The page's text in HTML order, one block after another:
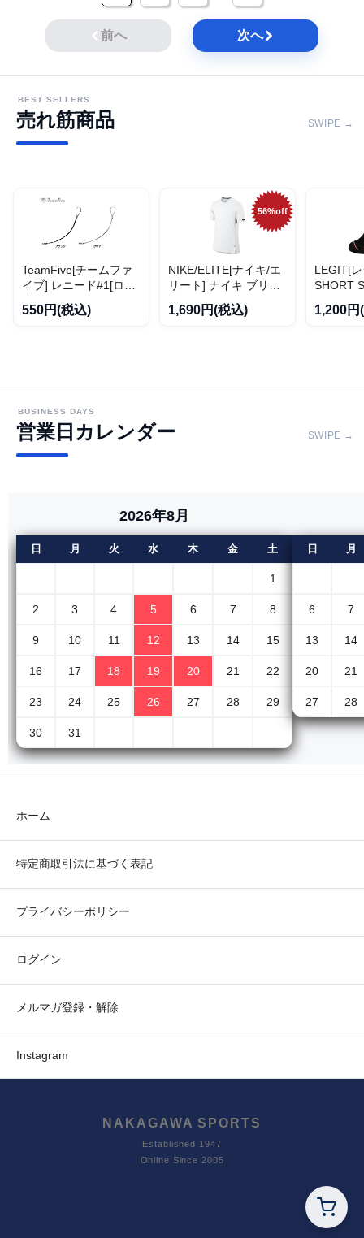
前へ 次へ
BEST SELLERS
売れ筋商品 SWIPE →
TeamFive[チームファ
イブ] レニード#1[ロン
550円(税込)
56%off
NIKE/ELITE[ナイキ/エ
リート] ナイキ ブリー
ズ エリート ショート
スリーブ トップ
1,690円(税込)
LEGIT[
SHORT
02】
1,200円
BUSINESS DAYS
営業日カレンダー SWIPE →
2026年8月
日 月 火 水 木 金 土
1
2 3 4 5 6 7 8
9 10 11 12 13 14 15
16 17 18 19 20 21 22
23 24 25 26 27 28 29
30 31
日 月
6 7
13 14
20 21
27 28
ホーム
特定商取引法に基づく表記
プライバシーポリシー
ログイン
メルマガ登録・解除
Instagram
NAKAGAWA SPORTS
Established 1947
Online Since 2005